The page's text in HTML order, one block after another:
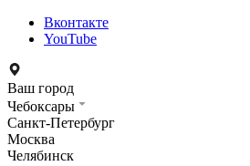
Вконтакте
YouTube
Ваш город
Чебоксары
Санкт-Петербург
Москва
Челябинск